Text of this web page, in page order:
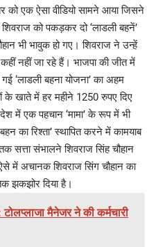
को एक ऐसा वीडियो सामने आया जिसने
को पकड़कर दो ‘लाडली बहनें’
भी भावुक हो गए। शिवराज ने उन्हें
नहीं जा रहे हैं। भाजपा की जीत में
‘लाडली बहना योजना’ का अहम
के खाते में हर महीने 1250 रुपए दिए
में एक पहचान ‘मामा’ के रूप में भी
का रिश्ता’ स्थापित करने में कामयाब
सत्ता संभालने शिवराज सिंह चौहान
में अचानक शिवराज सिंग चौहान का
झकझोर दिया है।
मैनेजर ने की कर्मचारी